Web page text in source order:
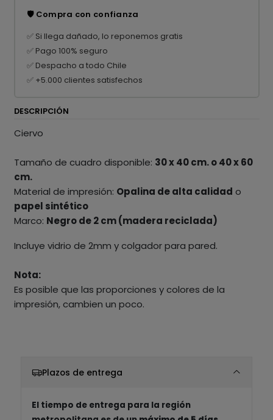
🛡️ Compra con confianza
✅ Si llega dañado, lo reponemos gratis
✅ Pago 100% seguro
✅ Despacho a todo Chile
✅ +5.000 clientes satisfechos
DESCRIPCIÓN
Ciervo
Tamaño de cuadro disponible: 30 x 40 cm. o 40 x 60
cm.
Material de impresión: Opalina de alta calidad o
papel sintético
Marco: Negro de 2 cm (madera reciclada)
Incluye vidrio de 2mm y colgador para pared.
Nota:
Es posible que las proporciones y colores de la
impresión, cambien un poco.
Plazos de entrega
El tiempo de entrega para la región